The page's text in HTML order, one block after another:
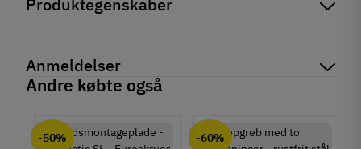
Produktegenskaber
På lager1 Enhed
Produktinformation
Materiale
Zinklegering
Anmeldelser
Andre købte også
-50% -60%